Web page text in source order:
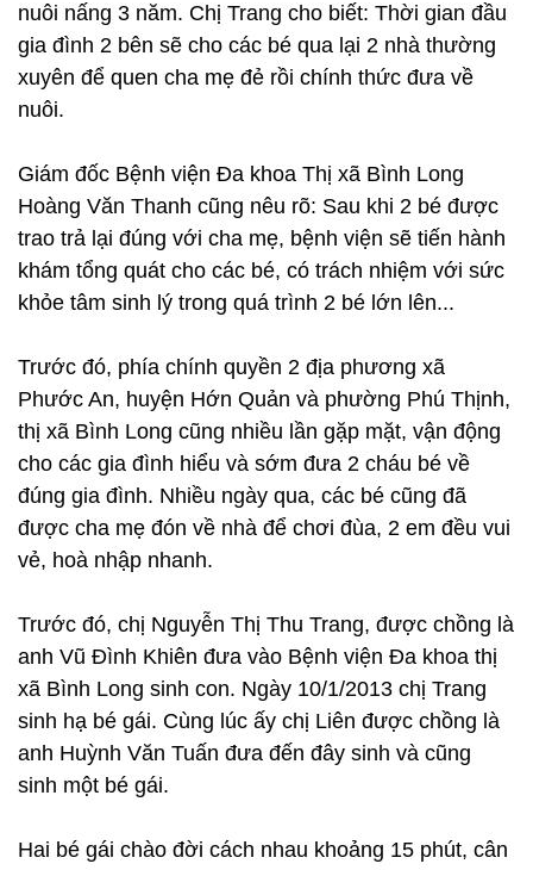
nuôi nấng 3 năm. Chị Trang cho biết: Thời gian đầu
gia đình 2 bên sẽ cho các bé qua lại 2 nhà thường
xuyên để quen cha mẹ đẻ rồi chính thức đưa về
nuôi.
Giám đốc Bệnh viện Đa khoa Thị xã Bình Long
Hoàng Văn Thanh cũng nêu rõ: Sau khi 2 bé được
trao trả lại đúng với cha mẹ, bệnh viện sẽ tiến hành
khám tổng quát cho các bé, có trách nhiệm với sức
khỏe tâm sinh lý trong quá trình 2 bé lớn lên...
Trước đó, phía chính quyền 2 địa phương xã
Phước An, huyện Hớn Quản và phường Phú Thịnh,
thị xã Bình Long cũng nhiều lần gặp mặt, vận động
cho các gia đình hiểu và sớm đưa 2 cháu bé về
đúng gia đình. Nhiều ngày qua, các bé cũng đã
được cha mẹ đón về nhà để chơi đùa, 2 em đều vui
vẻ, hoà nhập nhanh.
Trước đó, chị Nguyễn Thị Thu Trang, được chồng là
anh Vũ Đình Khiên đưa vào Bệnh viện Đa khoa thị
xã Bình Long sinh con. Ngày 10/1/2013 chị Trang
sinh hạ bé gái. Cùng lúc ấy chị Liên được chồng là
anh Huỳnh Văn Tuấn đưa đến đây sinh và cũng
sinh một bé gái.
Hai bé gái chào đời cách nhau khoảng 15 phút, cân